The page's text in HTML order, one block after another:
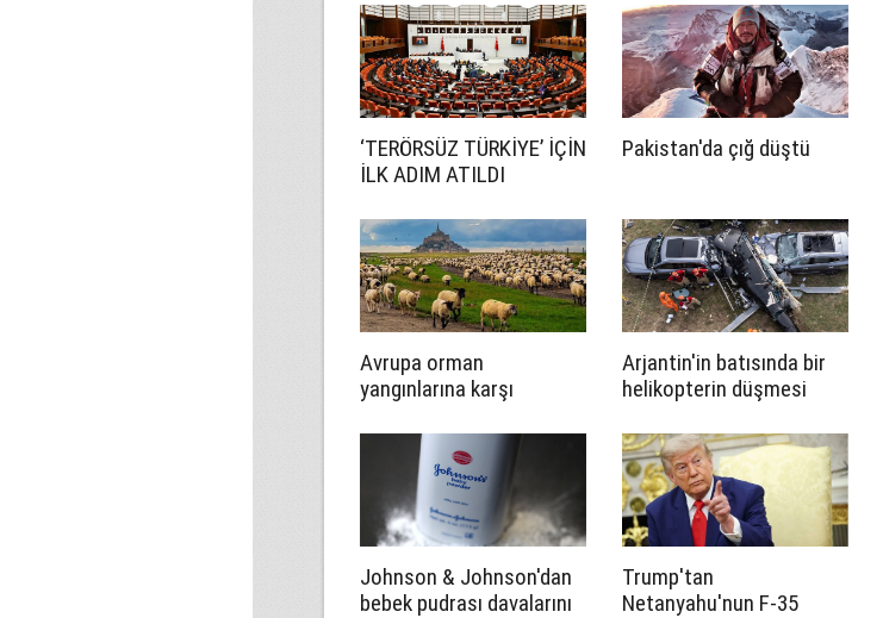
‘TERÖRSÜZ TÜRKİYE’ İÇİN
İLK ADIM ATILDI
Pakistan'da çığ düştü
Avrupa orman
yangınlarına karşı
koyunlarda arıyor
Arjantin'in batısında bir
helikopterin düşmesi
Johnson & Johnson'dan
bebek pudrası davalarını
Trump'tan
Netanyahu'nun F-35